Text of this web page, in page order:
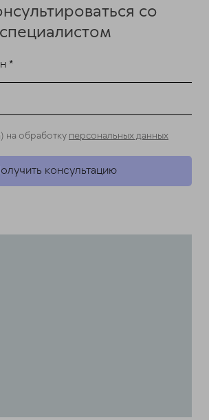
со
специалистом
*
консультацию
на обработку персональных данных